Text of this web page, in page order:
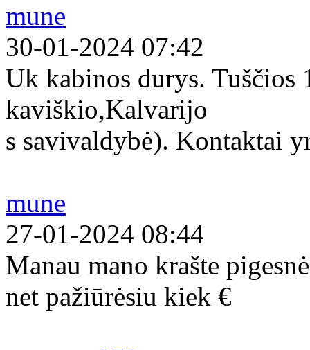
mune
30-01-2024 07:42
Uk kabinos durys.
kaviškio,Kalvarijo
s savivaldybė). Kontaktai
mune
27-01-2024 08:44
Manau mano krašte
net pažiūrėsiu kiek €